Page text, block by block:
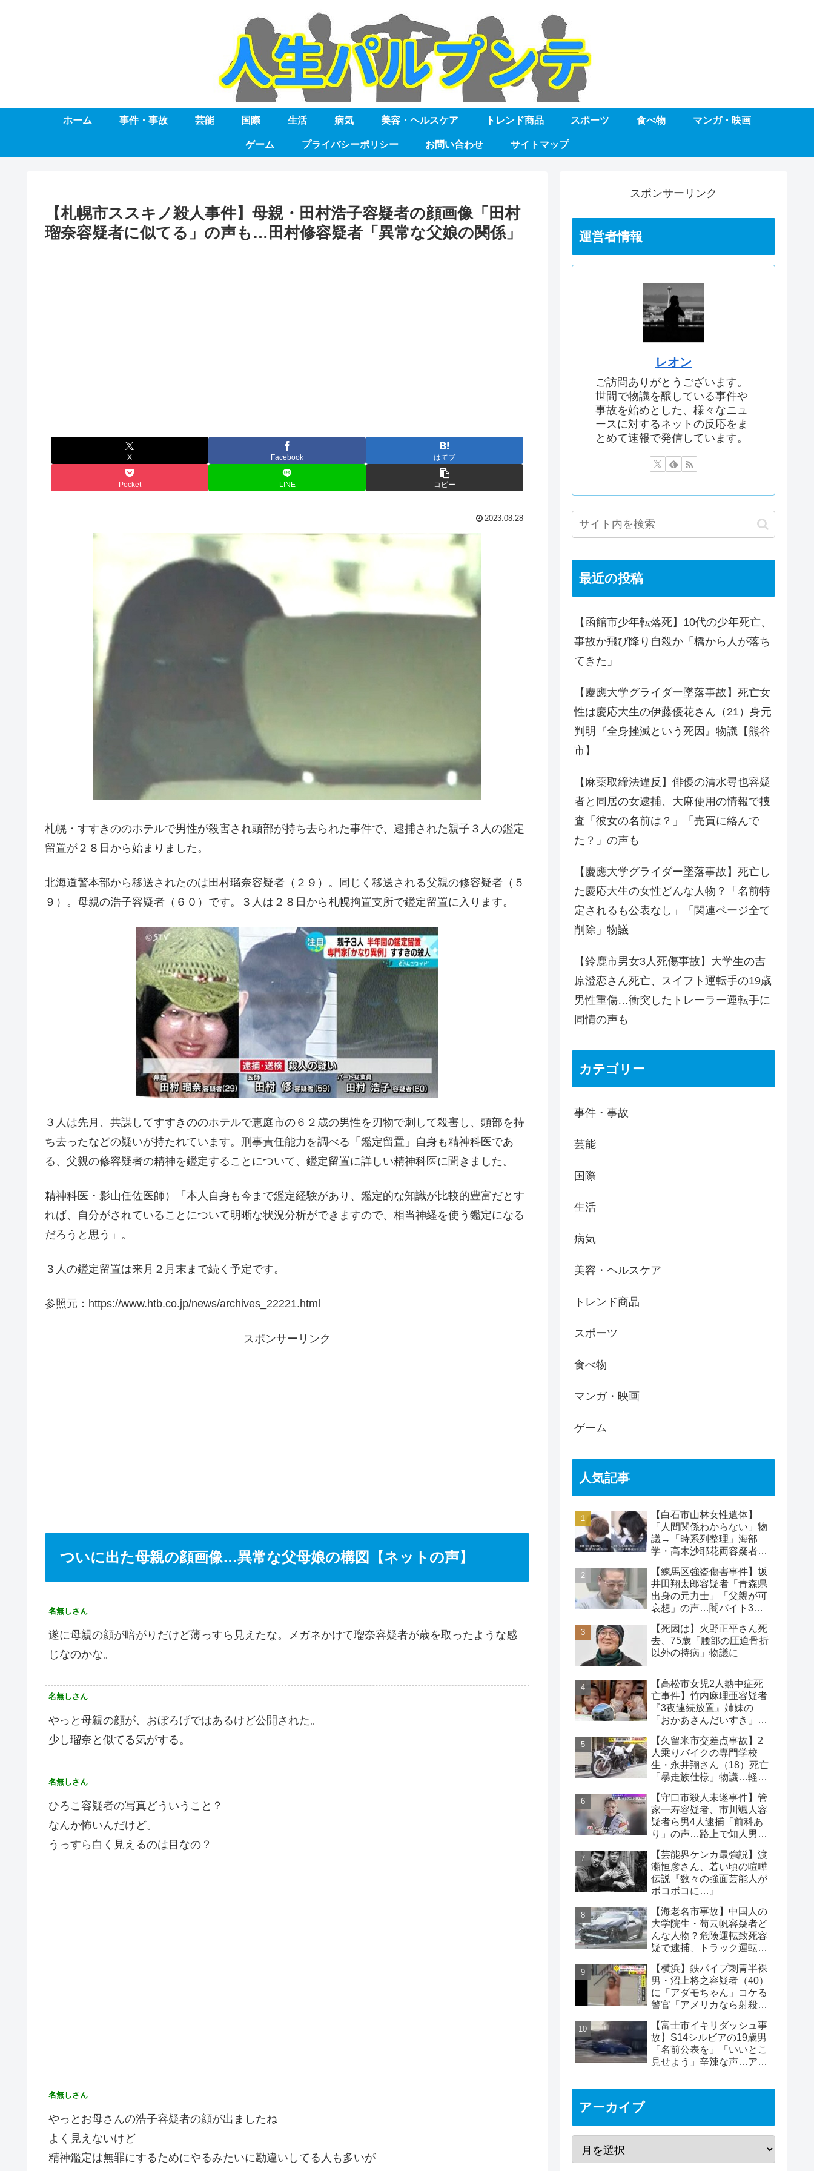
ホーム 事件・事故 芸能 国際 生活 病気 美容・ヘルスケア トレンド商品 スポーツ 食べ物 マンガ・映画
ゲーム プライバシーポリシー お問い合わせ サイトマップ
【札幌市ススキノ殺人事件】母親・田村浩子容疑者の顔画像「田村
瑠奈容疑者に似てる」の声も…田村修容疑者「異常な父娘の関係」
X Facebook はてブ
Pocket LINE コピー
2023.08.28
札幌・すすきののホテルで男性が殺害され頭部が持ち去られた事件で、逮捕された親子３人の鑑定
留置が２８日から始まりました。
北海道警本部から移送されたのは田村瑠奈容疑者（２９）。同じく移送される父親の修容疑者（５
９）。母親の浩子容疑者（６０）です。３人は２８日から札幌拘置支所で鑑定留置に入ります。
３人は先月、共謀してすすきののホテルで恵庭市の６２歳の男性を刃物で刺して殺害し、頭部を持
ち去ったなどの疑いが持たれています。刑事責任能力を調べる「鑑定留置」自身も精神科医であ
る、父親の修容疑者の精神を鑑定することについて、鑑定留置に詳しい精神科医に聞きました。
精神科医・影山任佐医師）「本人自身も今まで鑑定経験があり、鑑定的な知識が比較的豊富だとす
れば、自分がされていることについて明晰な状況分析ができますので、相当神経を使う鑑定になる
だろうと思う」。
３人の鑑定留置は来月２月末まで続く予定です。
参照元：https://www.htb.co.jp/news/archives_22221.html
スポンサーリンク
ついに出た母親の顔画像…異常な父母娘の構図【ネットの声】
名無しさん
遂に母親の顔が暗がりだけど薄っすら見えたな。メガネかけて瑠奈容疑者が歳を取ったような感
じなのかな。
名無しさん
やっと母親の顔が、おぼろげではあるけど公開された。
少し瑠奈と似てる気がする。
名無しさん
ひろこ容疑者の写真どういうこと？
なんか怖いんだけど。
うっすら白く見えるのは目なの？
名無しさん
やっとお母さんの浩子容疑者の顔が出ましたね
よく見えないけど
精神鑑定は無罪にするためにやるみたいに勘違いしてる人も多いが
スポンサーリンク
運営者情報
レオン
ご訪問ありがとうございます。
世間で物議を醸している事件や
事故を始めとした、様々なニュ
ースに対するネットの反応をま
とめて速報で発信しています。
最近の投稿
【函館市少年転落死】10代の少年死亡、
事故か飛び降り自殺か「橋から人が落ち
てきた」
【慶應大学グライダー墜落事故】死亡女
性は慶応大生の伊藤優花さん（21）身元
判明『全身挫滅という死因』物議【熊谷
市】
【麻薬取締法違反】俳優の清水尋也容疑
者と同居の女逮捕、大麻使用の情報で捜
査「彼女の名前は？」「売買に絡んで
た？」の声も
【慶應大学グライダー墜落事故】死亡し
た慶応大生の女性どんな人物？「名前特
定されるも公表なし」「関連ページ全て
削除」物議
【鈴鹿市男女3人死傷事故】大学生の吉
原澄恋さん死亡、スイフト運転手の19歳
男性重傷…衝突したトレーラー運転手に
同情の声も
カテゴリー
事件・事故
芸能
国際
生活
病気
美容・ヘルスケア
トレンド商品
スポーツ
食べ物
マンガ・映画
ゲーム
人気記事
【白石市山林女性遺体】
「人間関係わからない」物
議→「時系列整理」海部
学・高木沙耶花両容疑者、
な事件
【練馬区強盗傷害事件】坂
井田翔太郎容疑者「青森県
出身の元力士」「父親が可
哀想」の声…闇バイト3人
【死因は】火野正平さん死
去、75歳「腰部の圧迫骨折
以外の持病」物議に
【高松市女児2人熱中症死
亡事件】竹内麻理亜容疑者
『3夜連続放置』姉妹の
「おかあさんだいすき」折
論
【久留米市交差点事故】2
人乗りバイクの専門学校
生・永井翔さん（18）死亡
「暴走族仕様」物議…軽自
【守口市殺人未遂事件】管
家一寿容疑者、市川颯人容
疑者ら男4人逮捕「前科あ
り」の声…路上で知人男性
【芸能界ケンカ最強説】渡
瀬恒彦さん、若い頃の喧嘩
伝説『数々の強面芸能人が
ボコボコに…』
【海老名市事故】中国人の
大学院生・苟云帆容疑者ど
んな人物？危険運転致死容
疑で逮捕、トラック運転
【横浜】鉄パイプ刺青半裸
男・沼上将之容疑者（40）
に「アダモちゃん」コケる
警官「アメリカなら射殺」
【富士市イキリダッシュ事
故】S14シルビアの19歳男
「名前公表を」「いいとこ
見せよう」辛辣な声…アカ
アーカイブ